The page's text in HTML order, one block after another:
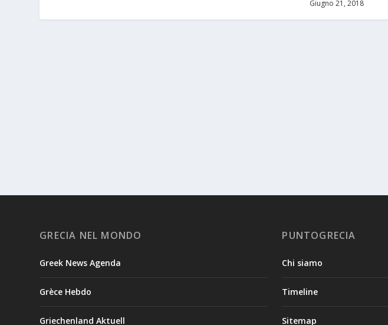
Giugno 21, 2018
GRECIA NEL MONDO
Greek News Agenda
Grèce Hebdo
Griechenland Aktuell
PUNTOGRECIA
Chi siamo
Timeline
Sitemap